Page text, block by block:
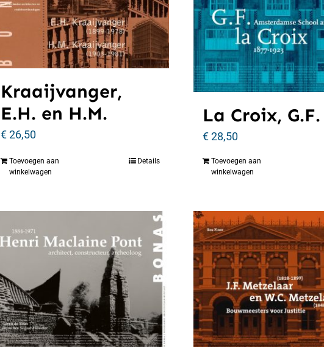
Kraaijvanger,
E.H. en H.M.
€26,50
Toevoegen aan
winkelwagen
Details
La Croix, G.F.
€28,50
Toevoegen aan
winkelwagen